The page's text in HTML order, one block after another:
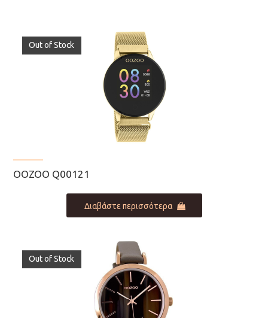
Out of Stock
OOZOO Q00121
Διαβάστε περισσότερα
Out of Stock